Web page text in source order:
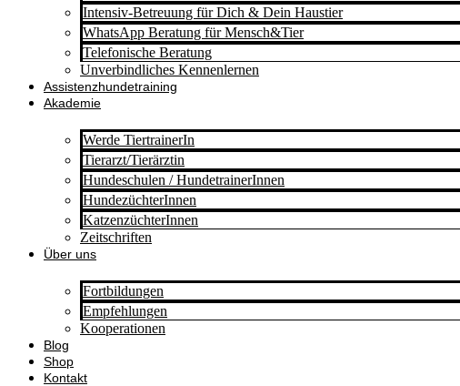
Intensiv-Betreuung für Dich & Dein Haustier
WhatsApp Beratung für Mensch&Tier
Telefonische Beratung
Unverbindliches Kennenlernen
Assistenzhundetraining
Akademie
Werde TiertrainerIn
Tierarzt/Tierärztin
Hundeschulen / HundetrainerInnen
HundezüchterInnen
KatzenzüchterInnen
Zeitschriften
Über uns
Fortbildungen
Empfehlungen
Kooperationen
Blog
Shop
Kontakt